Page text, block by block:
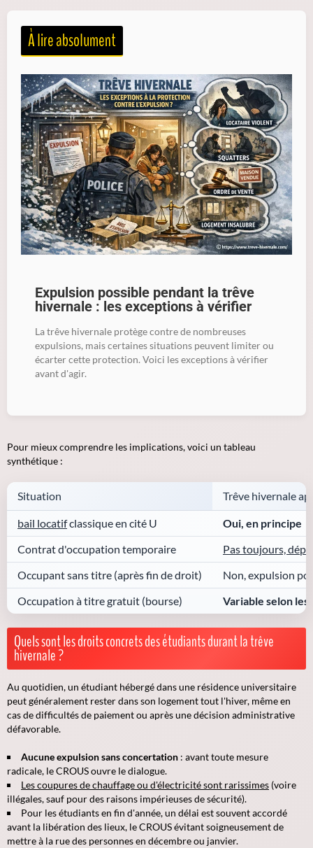
À lire absolument
Expulsion possible pendant la trêve
hivernale : les exceptions à vérifier
La trêve hivernale protège contre de nombreuses
expulsions, mais certaines situations peuvent limiter ou
écarter cette protection. Voici les exceptions à vérifier
avant d'agir.
Pour mieux comprendre les implications, voici un tableau
synthétique :
Situation Trêve hivernale
bail locatifclassique en cité U
Oui, en principe
Contrat d'occupation temporaire
Pas toujours,
Occupant sans titre (après fin de droit)
Non, expulsion
Occupation à titre gratuit (bourse)
Variable selon les
Quels sont les droits concrets des étudiants durant la trêve
hivernale ?
Au quotidien, un étudiant hébergé dans une résidence universitaire
peut généralement rester dans son logement tout l'hiver, même en
cas de difficultés de paiement ou après une décision administrative
défavorable.
Aucune expulsion sans concertation : avant toute mesure
radicale, le CROUS ouvre le dialogue.
Les coupures de chauffage ou d'électricité sont rarissimes (voire
illégales, sauf pour des raisons impérieuses de sécurité).
Pour les étudiants en fin d'année, un délai est souvent accordé
avant la libération des lieux, le CROUS évitant soigneusement de
mettre à la rue des personnes en décembre ou janvier.